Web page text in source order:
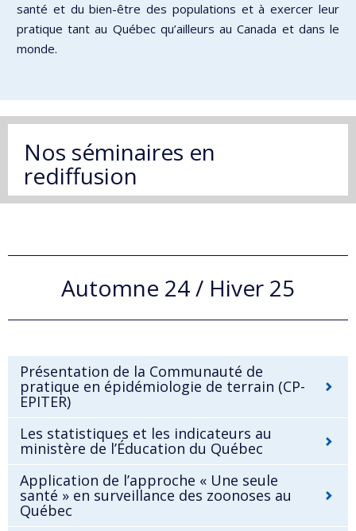
santé et du bien-être des populations et à exercer leur
pratique tant au Québec qu’ailleurs au Canada et dans le
monde.
Nos séminaires en
rediffusion
Automne 24 / Hiver 25
Présentation de la Communauté de
pratique en épidémiologie de terrain (CP-
EPITER)
Les statistiques et les indicateurs au
ministère de l’Éducation du Québec
Application de l’approche « Une seule
santé » en surveillance des zoonoses au
Québec